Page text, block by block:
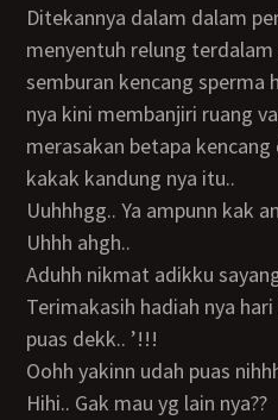
Ditekannya dalam dalam penis sang kakak kandung
menyentuh relung
semburan kencang sperma
nya kini membanjiri ruang
merasakan betapa
kakak kandung nya itu..
Uuhhhgg.. Ya ampunn kak angett banget rasanya…
Uhhh ahgh..
Aduhh nikmat adikku sayang luar biasa nikmattt..
Terimakasih hadiah nya
puas dekk.. ’!!!
Oohh yakinn udah puas
Hihi.. Gak mau yg lain nya??